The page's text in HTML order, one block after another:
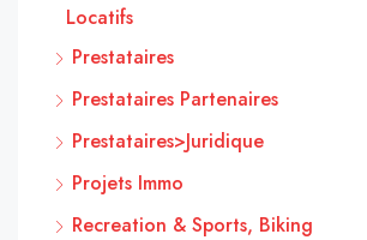
Locatifs
Prestataires
Prestataires Partenaires
Prestataires>Juridique
Projets Immo
Recreation & Sports, Biking